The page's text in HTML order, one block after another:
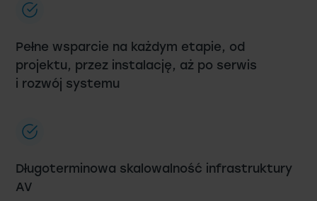
Pełne wsparcie na każdym etapie, od
projektu, przez instalację, aż po serwis
i rozwój systemu
Długoterminowa skalowalność infrastruktury
AV